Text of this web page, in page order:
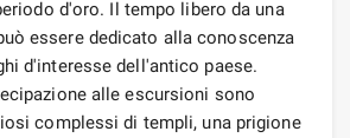
d'oro. Il tempo libero da una
essere dedicato alla conoscenza
d'interesse dell'antico paese.
alle escursioni sono
complessi di templi, una prigione